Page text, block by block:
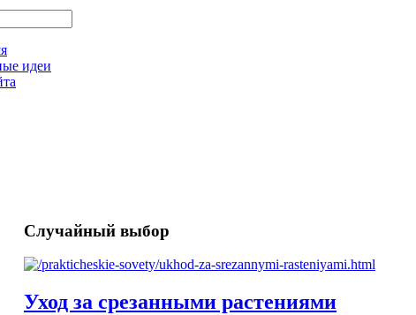
идеи
Случайный выбор
Уход за срезанными растениями